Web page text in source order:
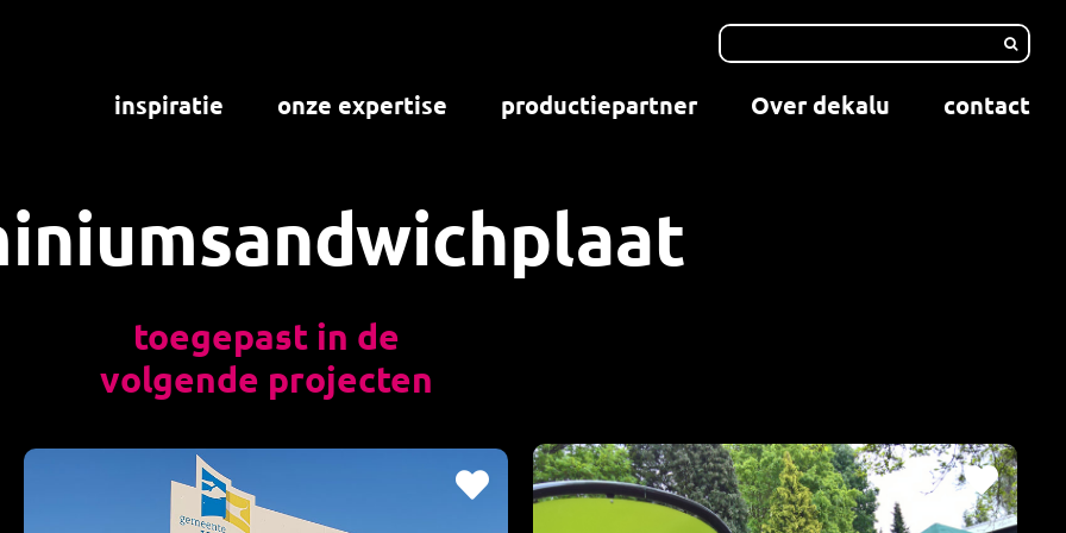
inspiratie onze expertise productiepartner Over dekalu contact
toegepast in de
volgende projecten